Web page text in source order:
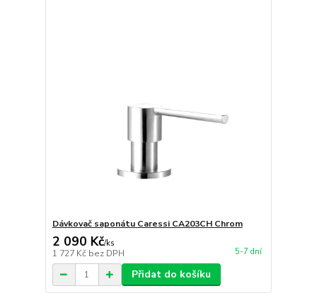
Dávkovač saponátu Caressi CA203CH Chrom
2 090 Kč/ks
1 727 Kč bez DPH 5-7 dní
Přidat do košíku